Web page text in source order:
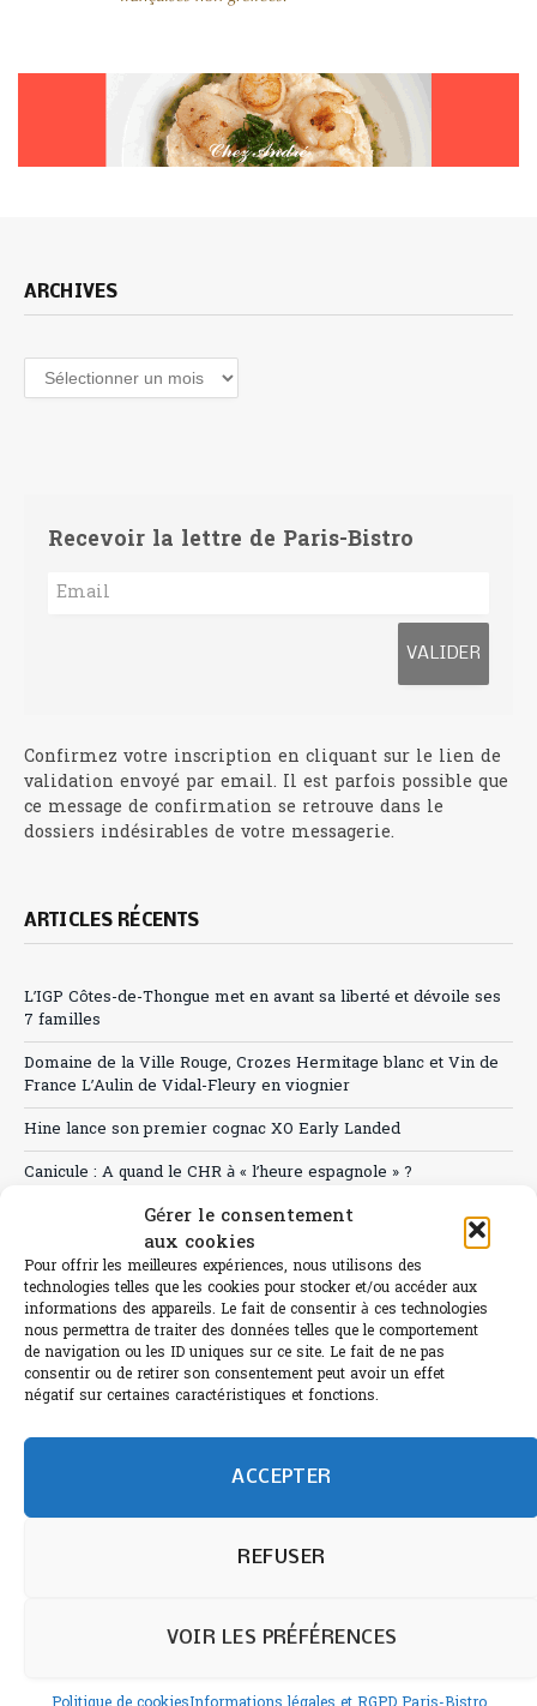
Gérer le consentement
aux cookies
Pour offrir les meilleures expériences, nous utilisons des
technologies telles que les cookies pour stocker et/ou accéder aux
informations des appareils. Le fait de consentir à ces technologies
nous permettra de traiter des données telles que le comportement
de navigation ou les ID uniques sur ce site. Le fait de ne pas
consentir ou de retirer son consentement peut avoir un effet
négatif sur certaines caractéristiques et fonctions.
ACCEPTER
REFUSER
VOIR LES PRÉFÉRENCES
ARCHIVES
Archives
Recevoir la lettre de Paris-Bistro
Confirmez votre inscription en cliquant sur le lien de
validation envoyé par email. Il est parfois possible que
ce message de confirmation se retrouve dans le
dossiers indésirables de votre messagerie.
ARTICLES RÉCENTS
L’IGP Côtes-de-Thongue met en avant sa liberté et dévoile ses
7 familles
Domaine de la Ville Rouge, Crozes Hermitage blanc et Vin de
France L’Aulin de Vidal-Fleury en viognier
Hine lance son premier cognac XO Early Landed
Canicule : A quand le CHR à « l’heure espagnole » ?
Sélection de rosés 2026
L'abus d'alcool est dangereux pour la santé.
Sachez consommer avec modération.
©paris-bistro 2026 Paris-bistro.com est une publication 100%
mail: contact@paris-bistro.com